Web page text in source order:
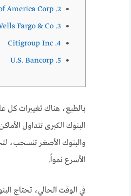
2. Bank of America Corp
3. Wells Fargo & Co
4. Citigroup Inc
5. U.S. Bancorp
بالطبع، هناك تغييرات كل
البنوك الكبرى تتداول
والبنوك الأصغر تنسحب،
الأسرع نمواً.